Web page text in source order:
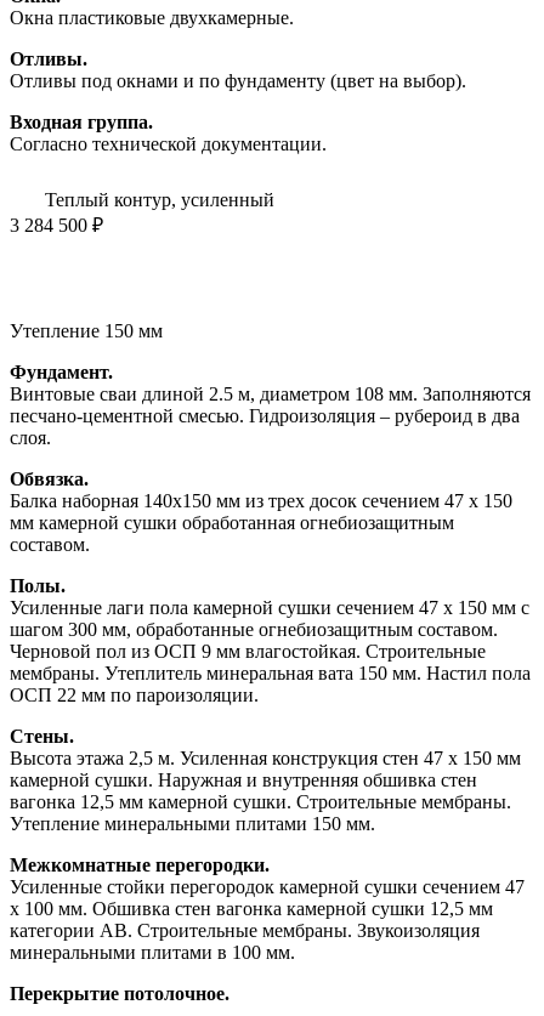
Окна пластиковые двухкамерные.
Отливы.
Отливы под окнами и по фундаменту (цвет на выбор).
Входная группа.
Согласно технической документации.
Теплый контур, усиленный
3 284 500 ₽
Утепление 150 мм
Фундамент.
Винтовые сваи длиной 2.5 м, диаметром 108 мм. Заполняются
песчано-цементной смесью. Гидроизоляция – рубероид в два
слоя.
Обвязка.
Балка наборная 140х150 мм из трех досок сечением 47 х 150
мм камерной сушки обработанная огнебиозащитным
составом.
Полы.
Усиленные лаги пола камерной сушки сечением 47 х 150 мм с
шагом 300 мм, обработанные огнебиозащитным составом.
Черновой пол из ОСП 9 мм влагостойкая. Строительные
мембраны. Утеплитель минеральная вата 150 мм. Настил пола
ОСП 22 мм по пароизоляции.
Стены.
Высота этажа 2,5 м. Усиленная конструкция стен 47 х 150 мм
камерной сушки. Наружная и внутренняя обшивка стен
вагонка 12,5 мм камерной сушки. Строительные мембраны.
Утепление минеральными плитами 150 мм.
Межкомнатные перегородки.
Усиленные стойки перегородок камерной сушки сечением 47
х 100 мм. Обшивка стен вагонка камерной сушки 12,5 мм
категории АВ. Строительные мембраны. Звукоизоляция
минеральными плитами в 100 мм.
Перекрытие потолочное.